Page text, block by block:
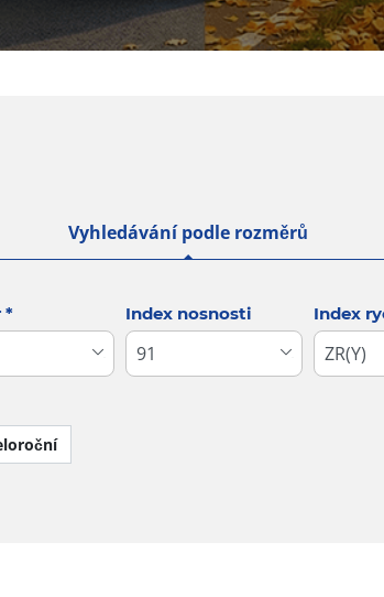
Vyhledávání podle rozměrů
* Index nosnosti Index